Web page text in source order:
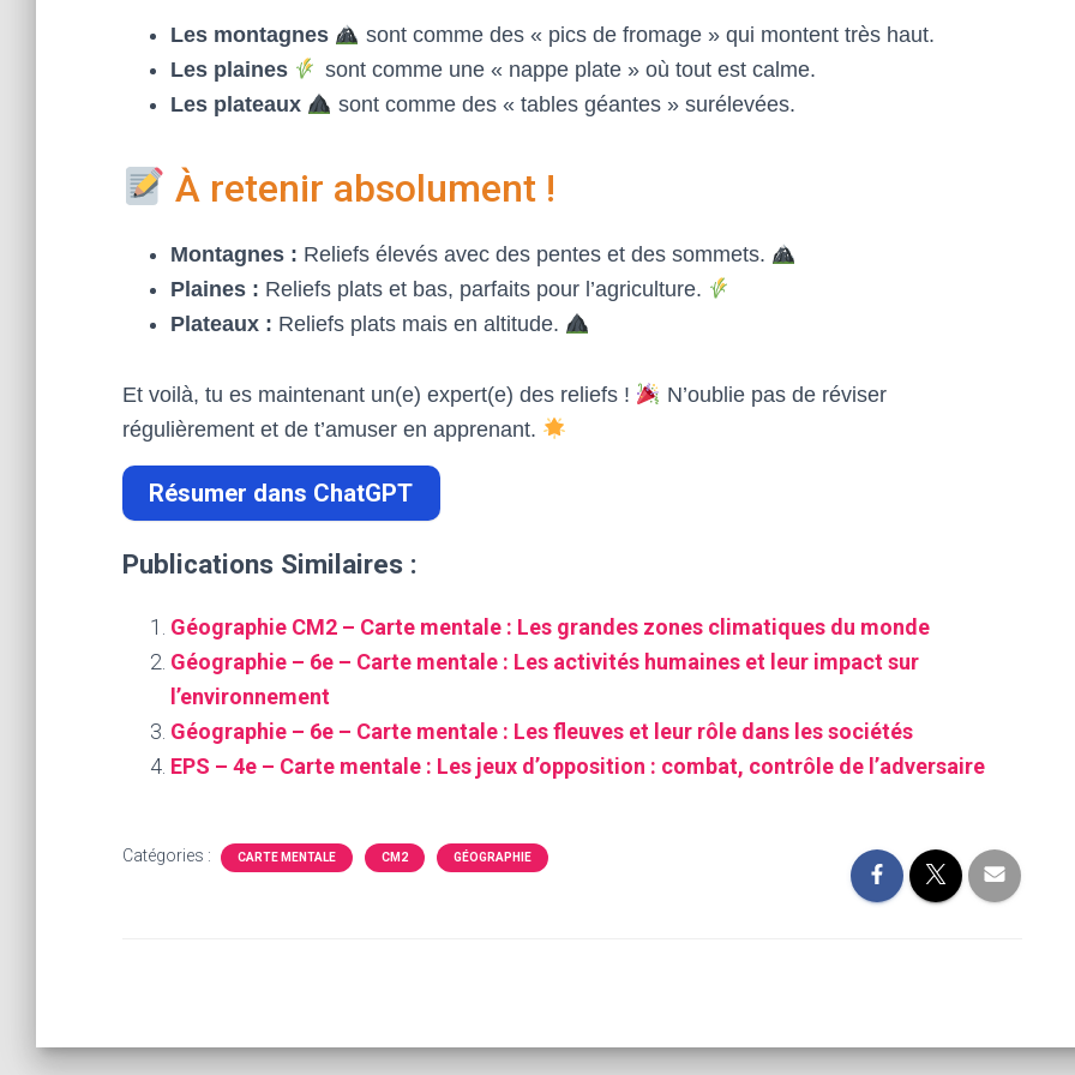
Les montagnes
sont comme des « pics de fromage » qui montent très haut.
Les plaines
sont comme une « nappe plate » où tout est calme.
Les plateaux
sont comme des « tables géantes » surélevées.
À retenir absolument !
Montagnes : Reliefs élevés avec des pentes et des sommets.
Plaines : Reliefs plats et bas, parfaits pour l’agriculture.
Plateaux : Reliefs plats mais en altitude.
Et voilà, tu es maintenant un(e) expert(e) des reliefs !
N’oublie pas de réviser
régulièrement et de t’amuser en apprenant.
Résumer dans ChatGPT
Publications Similaires :
Géographie CM2 – Carte mentale : Les grandes zones climatiques du monde
Géographie – 6e – Carte mentale : Les activités humaines et leur impact sur
l’environnement
Géographie – 6e – Carte mentale : Les fleuves et leur rôle dans les sociétés
EPS – 4e – Carte mentale : Les jeux d’opposition : combat, contrôle de l’adversaire
Catégories : CARTE MENTALE CM2 GÉOGRAPHIE